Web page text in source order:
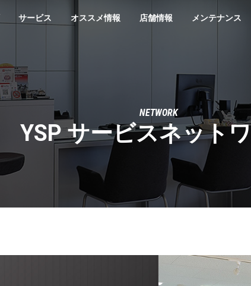
サービス オススメ情報 店舗情報 メンテナンス
NETWORK
YSP サービスネット